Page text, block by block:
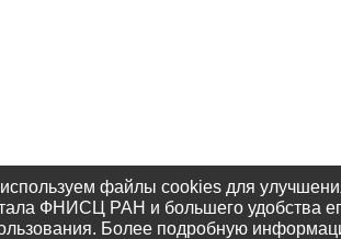
файлы cookies для
ФНИСЦ РАН и большего удобства
Более подробную